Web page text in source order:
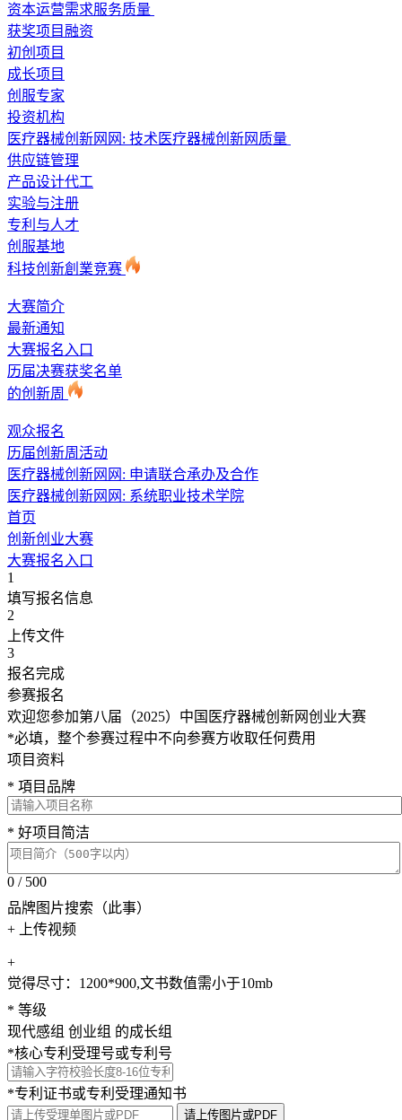
资本运营需求服务质量
获奖项目融资
初创项目
成长项目
创服专家
投资机构
医疗器械创新网网: 技术医疗器械创新网质量
供应链管理
产品设计代工
实验与注册
专利与人才
创服基地
科技创新創業竞赛
大赛简介
最新通知
大赛报名入口
历届决赛获奖名单
的创新周
观众报名
历届创新周活动
医疗器械创新网网: 申请联合承办及合作
医疗器械创新网网: 系统职业技术学院
首页
创新创业大赛
大赛报名入口
1
填写报名信息
2
上传文件
3
报名完成
参赛报名
欢迎您参加第八届（2025）中国医疗器械创新网创业大赛
*必填，整个参赛过程中不向参赛方收取任何费用
项目资料
* 項目品牌
* 好项目简洁
0 / 500
品牌图片搜索（此事）
+ 上传视频
+
觉得尽寸：1200*900,文书数值需小于10mb
* 等级
现代感组 创业组 的成长组
*核心专利受理号或专利号
*专利证书或专利受理通知书
请上传图片或PDF